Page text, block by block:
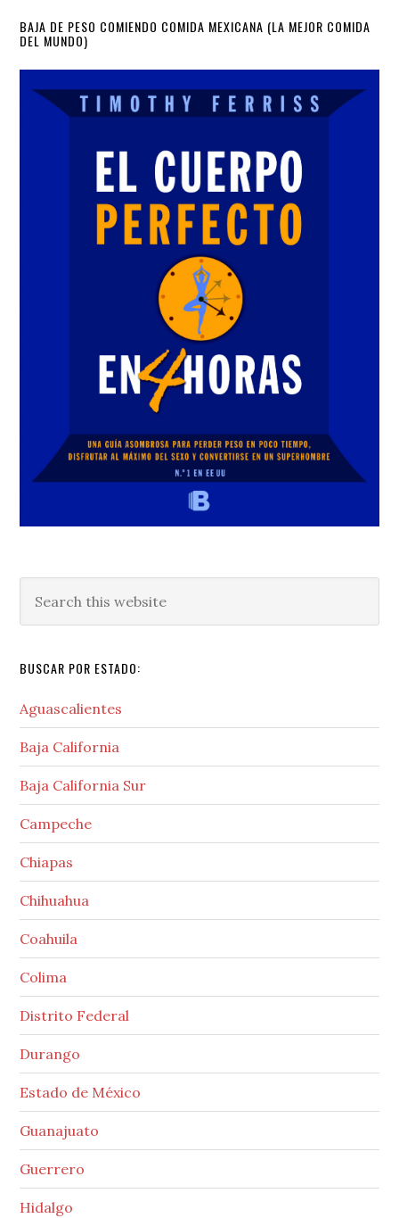
Primary
Sidebar
BAJA DE PESO COMIENDO COMIDA MEXICANA (LA MEJOR COMIDA
DEL MUNDO)
this
BUSCAR POR ESTADO:
Aguascalientes
Baja California
Baja California Sur
Campeche
Chiapas
Chihuahua
Coahuila
Colima
Distrito Federal
Durango
Estado de México
Guanajuato
Guerrero
Hidalgo